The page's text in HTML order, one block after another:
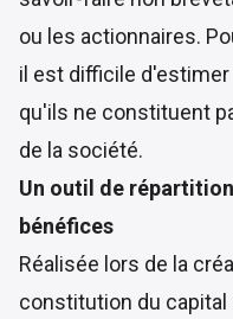
ou les actionnaires.
il est difficile
qu'ils ne constituent
de la société.
Un outil de
bénéfices
Réalisée lors de la
constitution du